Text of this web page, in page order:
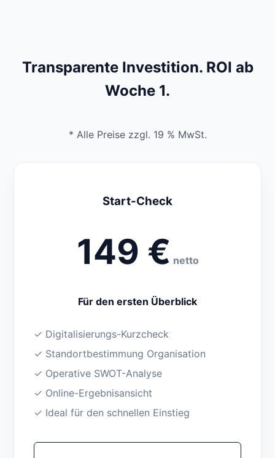
Transparente Investition. ROI ab
Woche 1.
* Alle Preise zzgl. 19 % MwSt.
Start-Check
149 € netto
Für den ersten Überblick
✓ Digitalisierungs-Kurzcheck
✓ Standortbestimmung Organisation
✓ Operative SWOT-Analyse
✓ Online-Ergebnisansicht
✓ Ideal für den schnellen Einstieg